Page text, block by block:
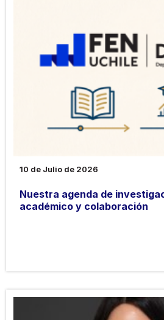
10 de Julio de 2026
Nuestra agenda de
académico y colaboración